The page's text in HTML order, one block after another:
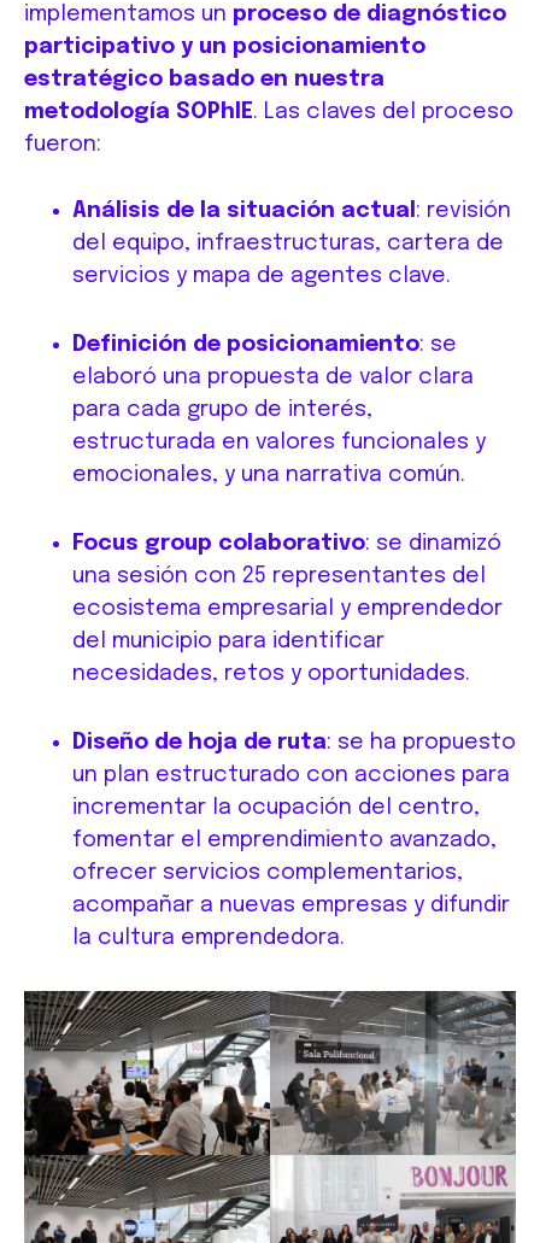
implementamos un proceso de diagnóstico
participativo y un posicionamiento
estratégico basado en nuestra
metodología SOPhIE. Las claves del proceso
fueron:
Análisis de la situación actual : revisión
del equipo, infraestructuras, cartera de
servicios y mapa de agentes clave.
Definición de posicionamiento: se
elaboró una propuesta de valor clara
para cada grupo de interés,
estructurada en valores funcionales y
emocionales, y una narrativa común.
Focus group colaborativo: se dinamizó
una sesión con 25 representantes del
ecosistema empresarial y emprendedor
del municipio para identificar
necesidades, retos y oportunidades.
Diseño de hoja de ruta: se ha propuesto
un plan estructurado con acciones para
incrementar la ocupación del centro,
fomentar el emprendimiento avanzado,
ofrecer servicios complementarios,
acompañar a nuevas empresas y difundir
la cultura emprendedora.